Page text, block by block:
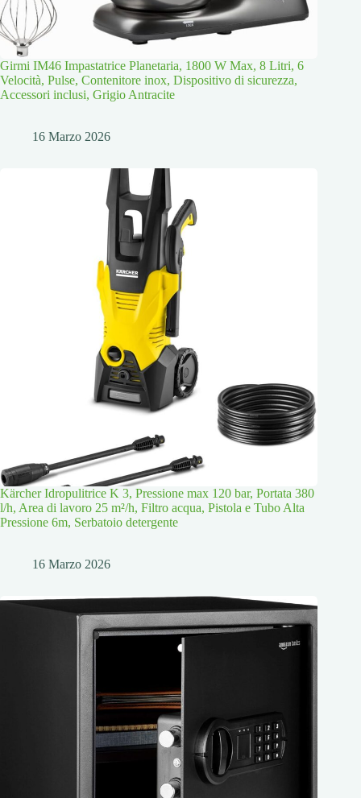
Girmi IM46 Impastatrice Planetaria, 1800 W Max, 8 Litri, 6
Velocità, Pulse, Contenitore inox, Dispositivo di sicurezza,
Accessori inclusi, Grigio Antracite
16 Marzo 2026
Kärcher Idropulitrice K 3, Pressione max 120 bar, Portata 380
l/h, Area di lavoro 25 m²/h, Filtro acqua, Pistola e Tubo Alta
Pressione 6m, Serbatoio detergente
16 Marzo 2026